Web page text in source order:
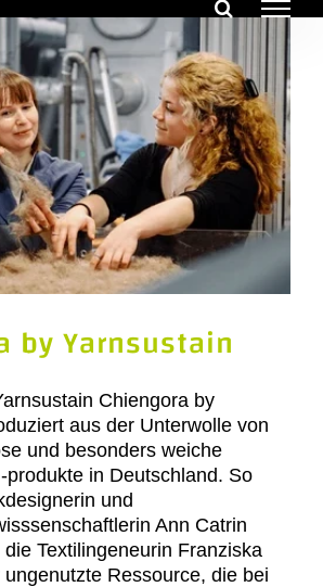
by Yarnsustain
Chiengora by
aus der Unterwolle von
und besonders weiche
produkte in Deutschland. So
und
Ann Catrin
Textilingeneurin Franziska
Ressource, die bei